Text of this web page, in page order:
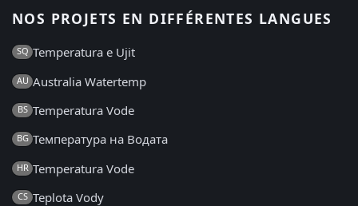
NOS PROJETS EN DIFFÉRENTES LANGUES
SQ Temperatura e Ujit
AU Australia Watertemp
BS Temperatura Vode
BG Температура на Водата
HR Temperatura Vode
CS Teplota Vody